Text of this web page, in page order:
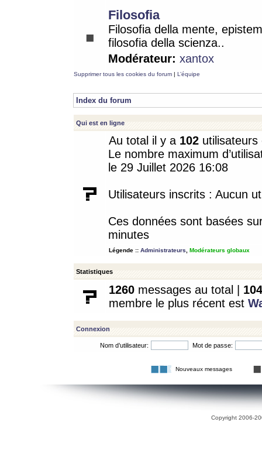
Filosofia
Filosofia della mente,
filosofia della scienza..
Modérateur: xantox
Supprimer tous les cookies du forum | L’équipe
Index du forum
Qui est en ligne
Au total il y a 102
Le nombre maximum
le 29 Juillet 2026 16:08
Utilisateurs inscrits : Aucun
Ces données sont basées
minutes
Légende :: Administrateurs Modérateurs globaux
Statistiques
1260 messages au total | 104
membre le plus récent est
Connexion
Nom d’utilisateur: Mot de passe:
Nouveaux messages
Copyright 2006-